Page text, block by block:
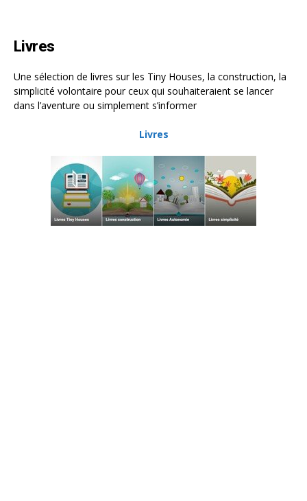
Livres
Une sélection de livres sur les Tiny Houses, la construction, la
simplicité volontaire pour ceux qui souhaiteraient se lancer
dans l’aventure ou simplement s’informer
Livres